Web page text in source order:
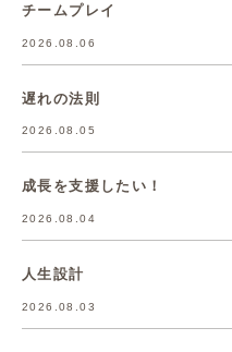
チームプレイ
2026.08.06
遅れの法則
2026.08.05
成長を支援したい！
2026.08.04
人生設計
2026.08.03